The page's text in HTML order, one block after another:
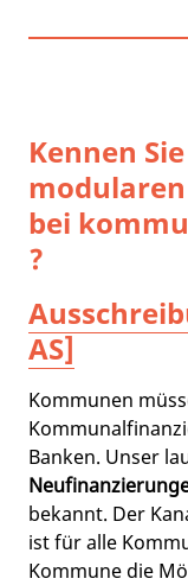
Kennen
bei
?
AS]
Kommunen
Banken. Unser
bekannt. Der
ist für alle
Kommune die